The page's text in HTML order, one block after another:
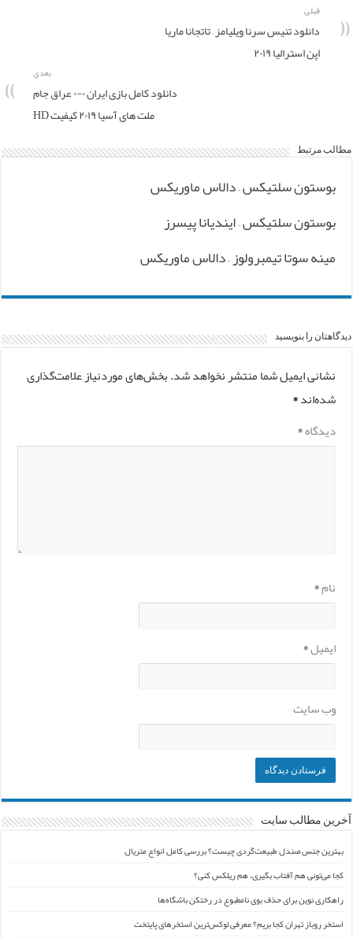
قبلی
دانلود تنیس سرنا ویلیامز – تاتجانا ماریا
اپن استرالیا ۲۰۱۹
بعدی
دانلود کامل بازی ایران ۰-۰ عراق جام
ملت های آسیا ۲۰۱۹ کیفیت HD
مطالب مرتبط
بوستون سلتیکس – دالاس ماوریکس
بوستون سلتیکس – ایندیانا پیسرز
مینه سوتا تیمبرولوز – دالاس ماوریکس
دیدگاهتان را بنویسید
نشانی ایمیل شما منتشر نخواهد شد.بخش‌های موردنیاز علامت‌گذاری
شده‌اند*
دیدگاه*
نام*
ایمیل*
وب‌ سایت
آخرین مطالب سایت
بهترین جنس صندل طبیعت‌گردی چیست؟ بررسی کامل انواع متریال
کجا می‌تونی هم آفتاب بگیری، هم ریلکس کنی؟
راهکاری نوین برای حذف بوی نامطبوع در رختکن باشگاه‌ها
استخر روباز تهران کجا بریم؟ معرفی لوکس‌ترین استخرهای پایتخت